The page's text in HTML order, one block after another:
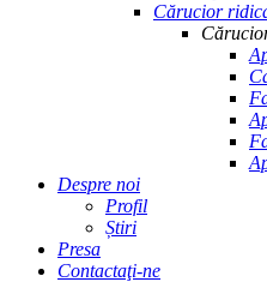
Cărucior
Despre noi
Profil
Știri
Presa
Contactaţi-ne